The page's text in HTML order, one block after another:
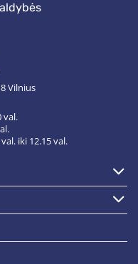
Vilnius
val.
iki 12.15 val.